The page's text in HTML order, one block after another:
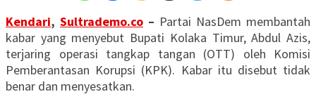
Kendari, Sultrademo.co – Partai NasDem membantah
kabar yang menyebut Bupati Kolaka Timur, Abdul Azis,
terjaring operasi tangkap tangan (OTT) oleh Komisi
Pemberantasan Korupsi (KPK). Kabar itu disebut tidak
benar dan menyesatkan.